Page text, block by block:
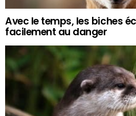
Avec le temps, les biches
facilement au danger